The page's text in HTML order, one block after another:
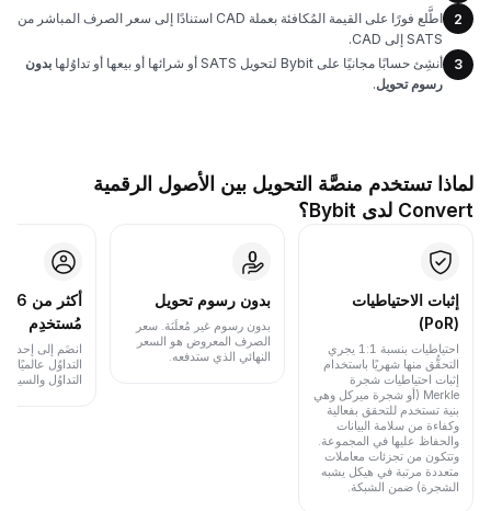
2
اطَّلع فورًا على القيمة المُكافئة بعملة CAD استنادًا إلى سعر الصرف المباشر من
SATS إلى CAD.
3
أنشِئ حسابًا مجانيًا على Bybit لتحويل SATS أو شرائها أو بيعها أو تداوُلها
بدون
رسوم تحويل.
لماذا تستخدم منصَّة التحويل بين الأصول الرقمية
Convert لدى Bybit؟
إثبات الاحتياطيات
(PoR)
احتياطيات بنسبة 1:1 يجري
التحقُّق منها شهريًا باستخدام
إثبات احتياطيات شجرة
Merkle (أو شجرة ميركل وهي
بنية تستخدم للتحقق بفعالية
وكفاءة من سلامة البيانات
والحفاظ عليها في المجموعة.
وتتكون من تجزئات معاملات
متعددة مرتبة في هيكل يشبه
الشجرة) ضمن الشبكة.
بدون رسوم تحويل
بدون رسوم غير مُعلَنَة. سعر
الصرف المعروض هو السعر
النهائي الذي ستدفعه.
مُستخدِم
انضَم إلى إحدى
التداوُل
التداوُل والسيولة.